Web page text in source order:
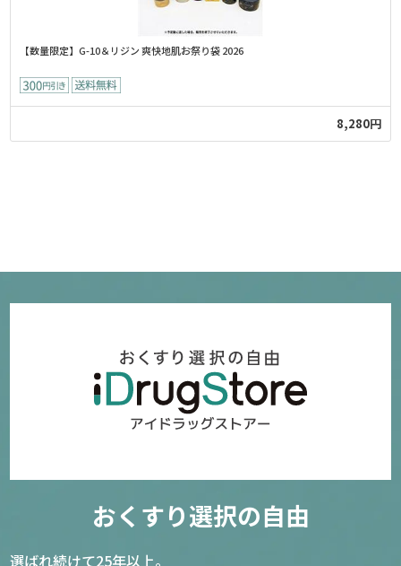
【数量限定】G-10＆リジン 爽快地肌お祭り袋 2026
8,280円
おくすり選択の自由
選ばれ続けて25年以上。